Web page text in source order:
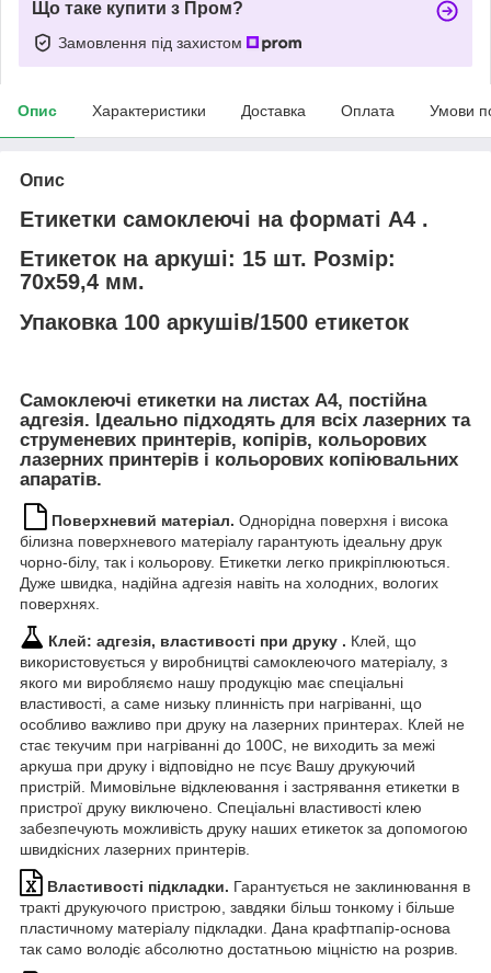
Що таке купити з Пром?
Замовлення під захистом
Опис Характеристики Доставка Оплата Умови
Опис
Етикетки самоклеючі на форматі А4 .
Етикеток на аркуші: 15 шт. Розмір:
70х59,4 мм.
Упаковка 100 аркушів/1500 етикеток
Самоклеючі етикетки на листах А4, постійна
адгезія. Ідеально підходять для всіх лазерних та
струменевих принтерів, копірів, кольорових
лазерних принтерів і кольорових копіювальних
апаратів.
Поверхневий матеріал. Однорідна поверхня і висока
білизна поверхневого матеріалу гарантують ідеальну друк
чорно-білу, так і кольорову. Етикетки легко прикріплюються.
Дуже швидка, надійна адгезія навіть на холодних, вологих
поверхнях.
Клей: адгезія, властивості при друку . Клей, що
використовується у виробництві самоклеючого матеріалу, з
якого ми виробляємо нашу продукцію має спеціальні
властивості, а саме низьку плинність при нагріванні, що
особливо важливо при друку на лазерних принтерах. Клей не
стає текучим при нагріванні до 100С, не виходить за межі
аркуша при друку і відповідно не псує Вашу друкуючий
пристрій. Мимовільне відклеювання і застрявання етикетки в
пристрої друку виключено. Спеціальні властивості клею
забезпечують можливість друку наших етикеток за допомогою
швидкісних лазерних принтерів.
Властивості підкладки. Гарантується не заклинювання в
тракті друкуючого пристрою, завдяки більш тонкому і більше
пластичному матеріалу підкладки. Дана крафтпапір-основа
так само володіє абсолютно достатньою міцністю на розрив.